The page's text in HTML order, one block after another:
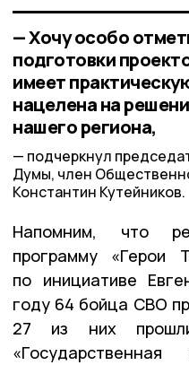
— Хочу особо
подготовки
имеет
нацелена на
нашего региона,
подчеркнул
Думы, член
Константин Кутейников.
Напомним, что
программу «Герои
по инициативе
году 64 бойца СВО
27 из них